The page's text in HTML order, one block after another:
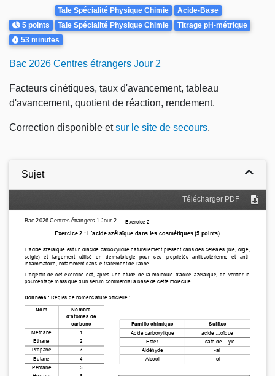
Points
5 points
Theme
Tale Spécialité Physique Chimie
Acide-Base
Tale Spécialité Physique Chimie
Titrage pH-métrique
Durée
53 minutes
Bac 2026 Centres étrangers Jour 2
Facteurs cinétiques, taux d'avancement, tableau
d'avancement, quotient de réaction, rendement.
Correction disponible etsur le site de secours.
Sujet